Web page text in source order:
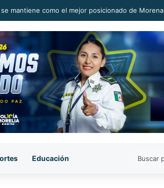
mantiene como el mejor posicionado de Morena
Educación